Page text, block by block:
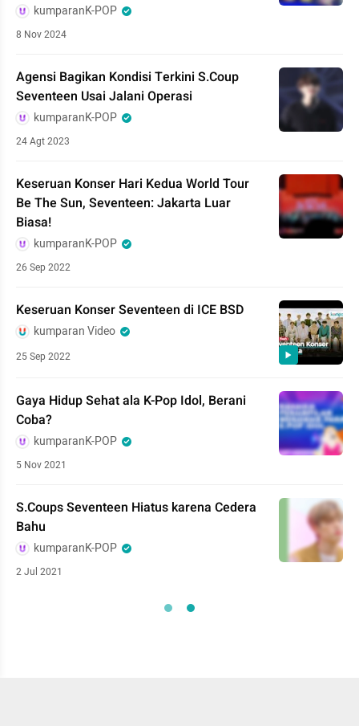
kumparanK-POP
8 Nov 2024
Agensi Bagikan Kondisi Terkini S.Coup
Seventeen Usai Jalani Operasi
kumparanK-POP
24 Agt 2023
Keseruan Konser Hari Kedua World Tour
Be The Sun, Seventeen: Jakarta Luar
Biasa!
kumparanK-POP
26 Sep 2022
Keseruan Konser Seventeen di ICE BSD
kumparan Video
25 Sep 2022
Gaya Hidup Sehat ala K-Pop Idol, Berani
Coba?
kumparanK-POP
5 Nov 2021
S.Coups Seventeen Hiatus karena Cedera
Bahu
kumparanK-POP
2 Jul 2021